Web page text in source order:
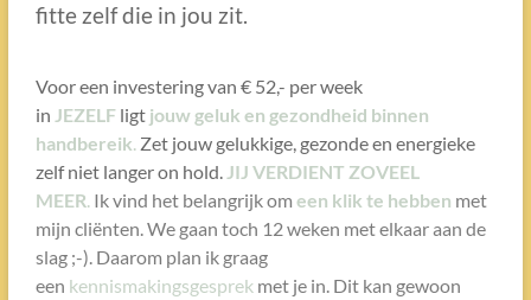
fitte zelf die in jou zit.
Voor een investering van € 52,- per week
in JEZELFligt jouw geluk en gezondheid binnen
handbereik Zet jouw gelukkige, gezonde en energieke
zelf niet langer on hold. JIJ VERDIENT ZOVEEL
MEER Ik vind het belangrijk om een klik te hebben met
mijn cliënten. We gaan toch 12 weken met elkaar aan de
slag ;-). Daarom plan ik graag
een kennismakingsgesprekmet je in. Dit kan gewoon